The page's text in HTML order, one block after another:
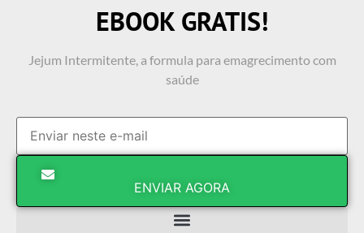
EBOOK GRATIS!
Jejum Intermitente, a formula para emagrecimento com
saúde
ENVIAR AGORA